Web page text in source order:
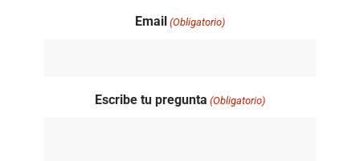
Email (Obligatorio)
Escribe tu pregunta (Obligatorio)